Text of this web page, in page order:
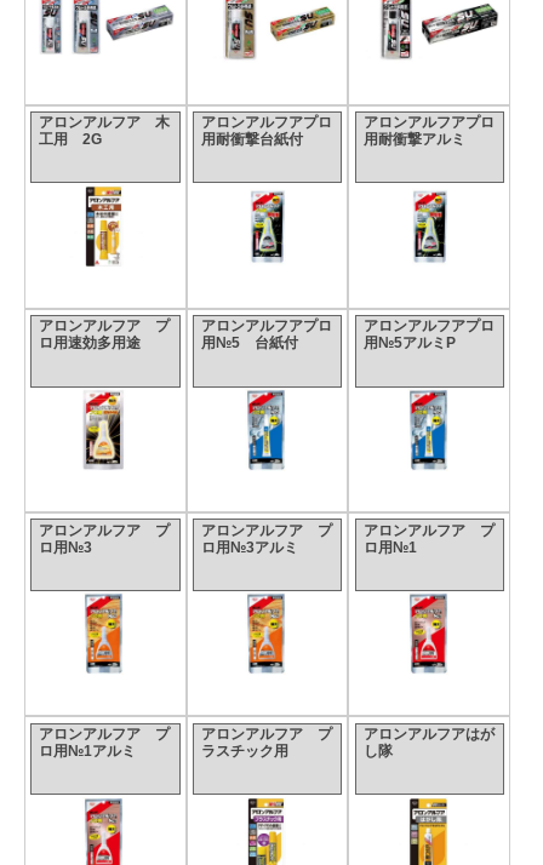
アロンアルフア 木
工用 2G
アロンアルフアプロ
用耐衝撃台紙付
アロンアルフアプロ
用耐衝撃アルミ
アロンアルフア プ
ロ用速効多用途
アロンアルフアプロ
用№5 台紙付
アロンアルフアプロ
用№5アルミP
アロンアルフア プ
ロ用№3
アロンアルフア プ
ロ用№3アルミ
アロンアルフア プ
ロ用№1
アロンアルフア プ
ロ用№1アルミ
アロンアルフア プ
ラスチック用
アロンアルフアはが
し隊